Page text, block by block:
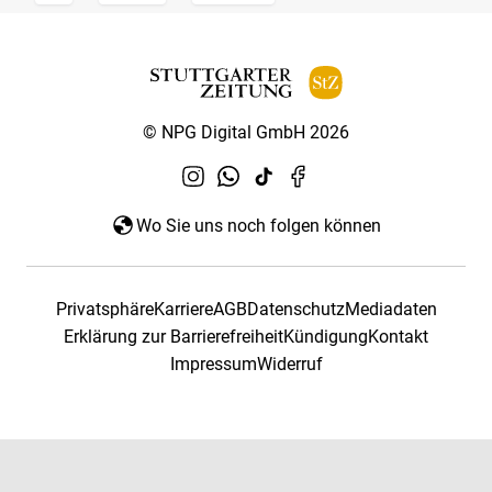
© NPG Digital GmbH 2026
Wo Sie uns noch folgen können
PrivatsphäreKarriereAGBDatenschutzMediadaten
Erklärung zur BarrierefreiheitKündigungKontakt
ImpressumWiderruf